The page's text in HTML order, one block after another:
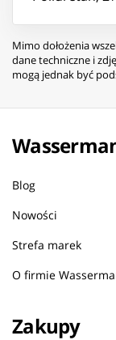
Mimo dołożenia
dane techniczne i
mogą jednak być
Blog
Nowości
Strefa marek
O firmie
Zakupy